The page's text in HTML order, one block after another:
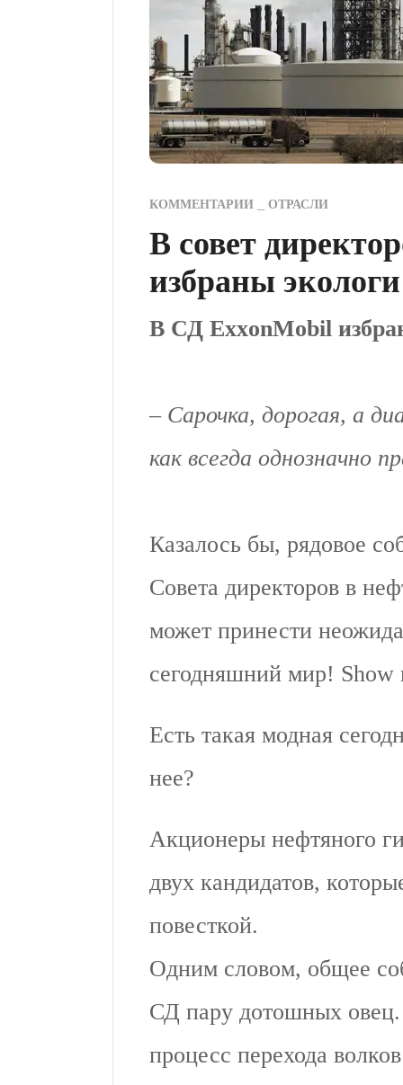
КОММЕНТАРИИ ОТРАСЛИ
В совет
избраны экологи
В СД ExxonMobil
– Сарочка, дорогая, а
как всегда однозначно
Казалось бы, рядовое
Совета директоров в
может принести
сегодняшний мир! Show
Есть такая модная
нее?
Акционеры нефтяного
двух кандидатов,
повесткой.
Одним словом, общее
СД пару дотошных овец.
процесс перехода